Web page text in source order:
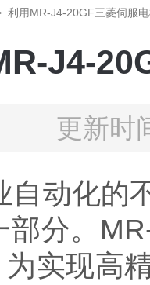
利用MR-J4-20GF三菱伺服
J4-
更新时
化的不
部分。
实现高